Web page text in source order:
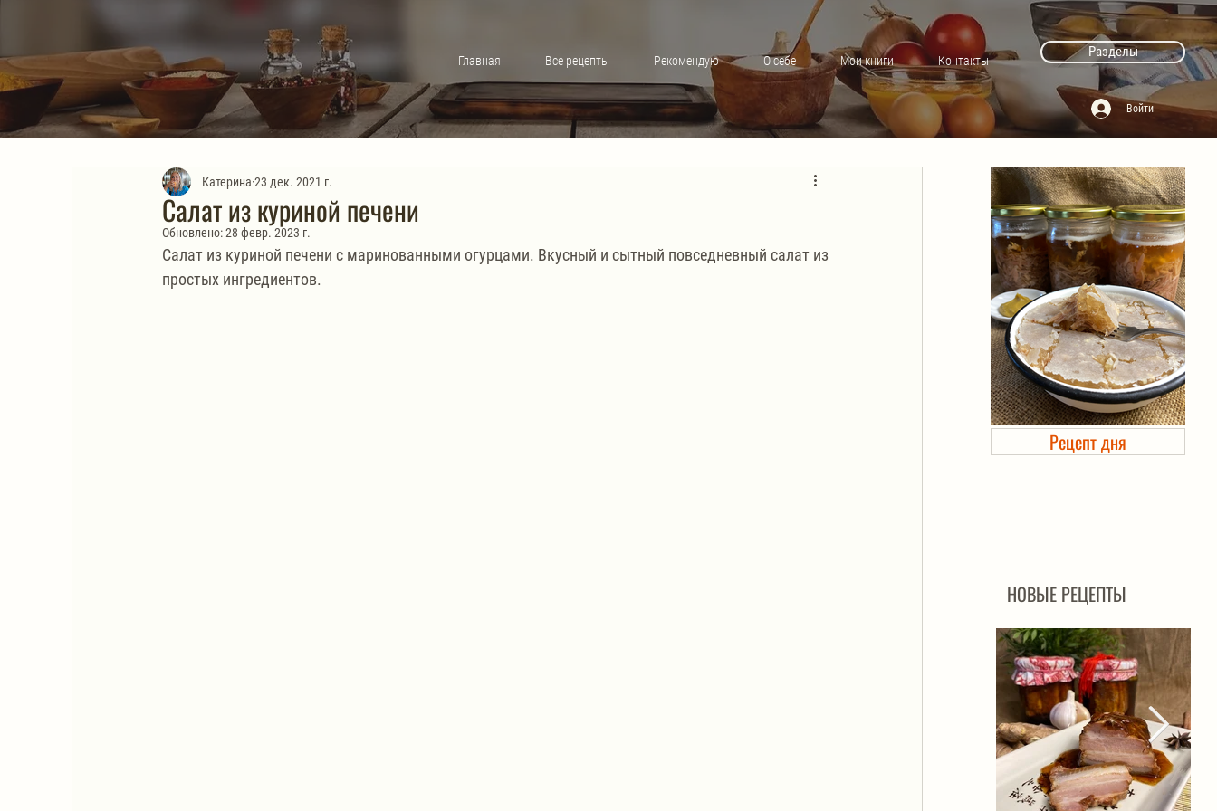
Главная Все рецепты Рекомендую О себе Мои книги Контакты
Разделы
Войти
Салат из куриной печени
Катерина 23 дек. 2021 г.
Обновлено:28 февр. 2023 г.
Салат из куриной печени с маринованными огурцами. Вкусный и сытный повседневный салат из
простых ингредиентов.
Холодец в банке. Автоклав
Рецепт дня
НОВЫЕ РЕЦЕПТЫ